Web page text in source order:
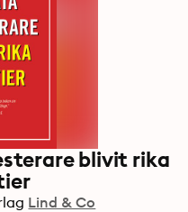
blivit rika
Lind & Co